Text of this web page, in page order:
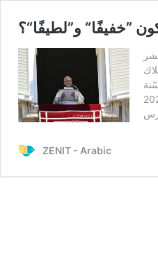
”خفيفًا“ و”لطيفًا“؟
ZENIT - Arabic